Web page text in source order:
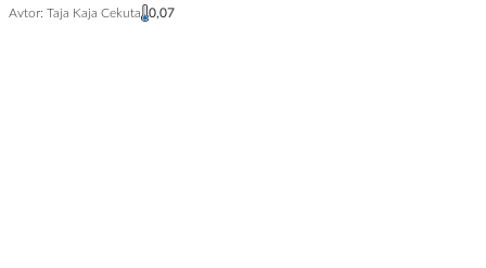
Avtor: Taja Kaja Cekuta 0,07